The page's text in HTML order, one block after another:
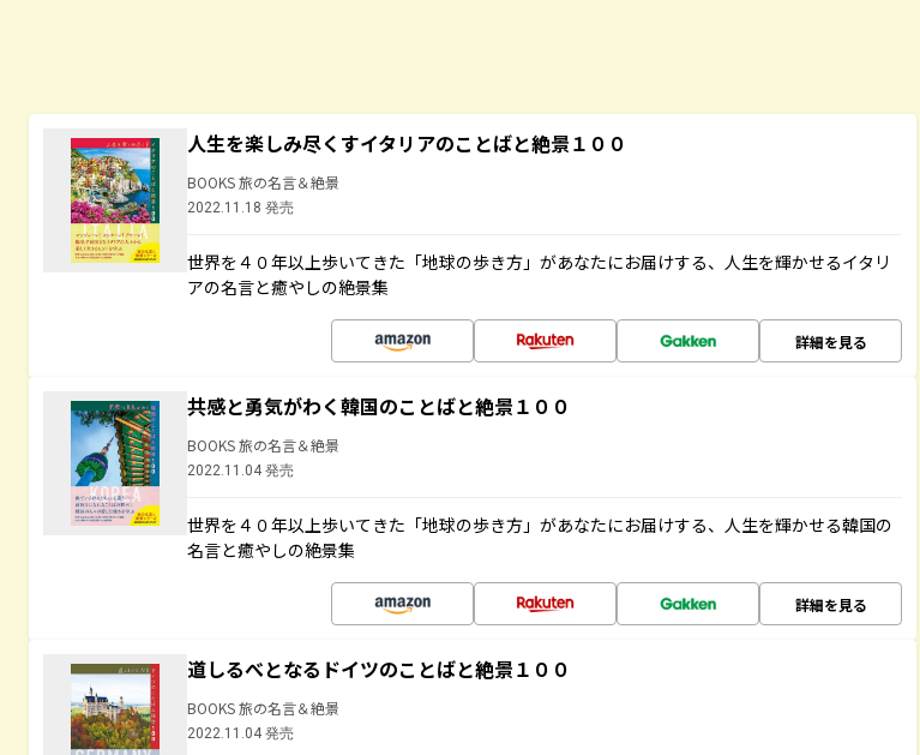
人生を楽しみ尽くすイタリアのことばと絶景１００
BOOKS 旅の名言＆絶景
2022.11.18 発売
世界を４０年以上歩いてきた「地球の歩き方」があなたにお届けする、人生を輝かせるイタリ
アの名言と癒やしの絶景集
詳細を見る
共感と勇気がわく韓国のことばと絶景１００
BOOKS 旅の名言＆絶景
2022.11.04 発売
世界を４０年以上歩いてきた「地球の歩き方」があなたにお届けする、人生を輝かせる韓国の
名言と癒やしの絶景集
詳細を見る
道しるべとなるドイツのことばと絶景１００
BOOKS 旅の名言＆絶景
2022.11.04 発売